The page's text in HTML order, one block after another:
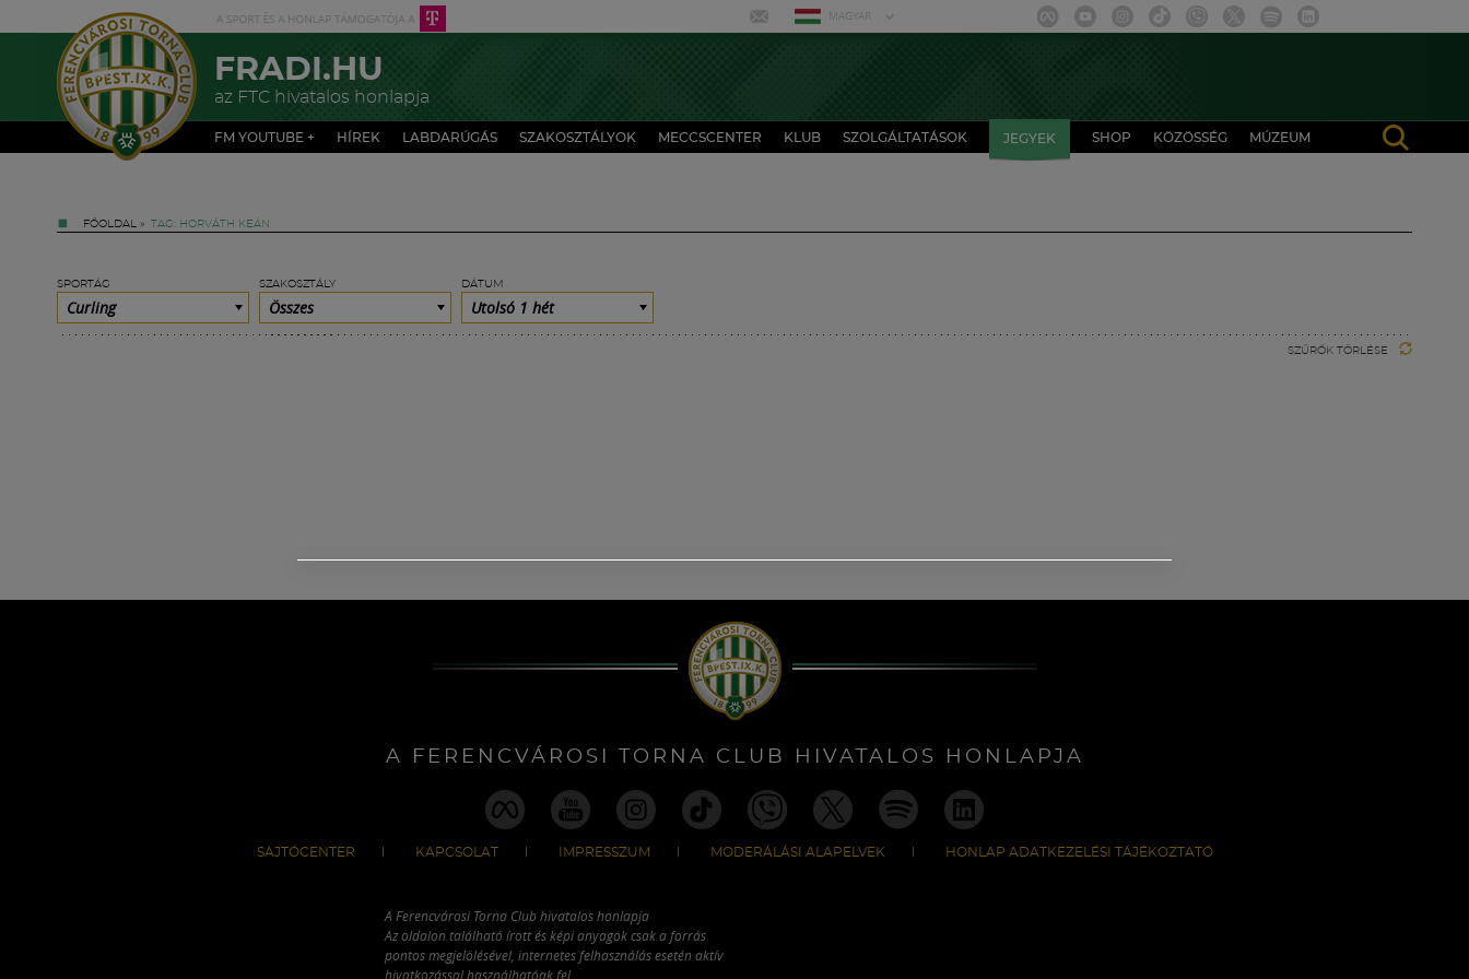
MAGYAR
FRADI.HU
az FTC hivatalos honlapja
FM YOUTUBE + HÍREK LABDARÚGÁS SZAKOSZTÁLYOK MECCSCENTER KLUB SZOLGÁLTATÁSOK JEGYEK SHOP KÖZÖSSÉG MÚZEUM
FŐOLDAL » TAG: HORVÁTH KEÁN
SPORTÁG
Curling
SZAKOSZTÁLY
Összes
DÁTUM
Utolsó 1 hét
SZŰRŐK TÖRLÉSE
A FERENCVÁROSI TORNA CLUB HIVATALOS HONLAPJA
SAJTÓCENTER KAPCSOLAT IMPRESSZUM MODERÁLÁSI ALAPELVEK HONLAP ADATKEZELÉSI TÁJÉKOZTATÓ
A Ferencvárosi Torna Club hivatalos honlapja
Az oldalon található írott és képi anyagok csak a forrás
pontos megjelölésével, internetes felhasználás esetén aktív
hivatkozással használhatóak fel.